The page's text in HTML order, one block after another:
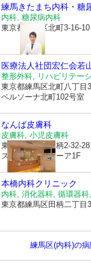
練馬きたまち内科・糖
内科, 糖尿病内科
東京都練馬区北町3-16-10
医療法人社団宏仁会若
整形外科, リハビリテー
東京都練馬区北町八丁目
ベルソーナ北町102号室
なんば皮膚科
皮膚科, 小児皮膚科
東京都練馬区田柄2-32-28
スタンツァ・ミーア1F
本橋内科クリニック
内科, 消化器科, 循環器
東京都練馬区田柄二丁目
練馬区(内科)の